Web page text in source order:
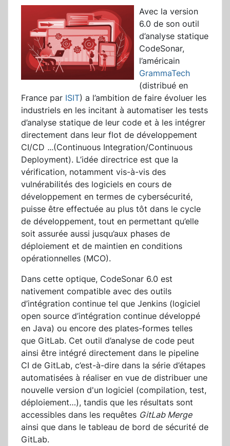
Avec la version
6.0 de son outil
d’analyse statique
CodeSonar,
l’américain
GrammaTech
(distribué en
France par ISIT) a l’ambition de faire évoluer les
industriels en les incitant à automatiser les tests
d’analyse statique de leur code et à les intégrer
directement dans leur flot de développement
CI/CD ...(Continuous Integration/Continuous
Deployment). L’idée directrice est que la
vérification, notamment vis-à-vis des
vulnérabilités des logiciels en cours de
développement en termes de cybersécurité,
puisse être effectuée au plus tôt dans le cycle
de développement, tout en permettant qu’elle
soit assurée aussi jusqu’aux phases de
déploiement et de maintien en conditions
opérationnelles (MCO).
Dans cette optique, CodeSonar 6.0 est
nativement compatible avec des outils
d’intégration continue tel que Jenkins (logiciel
open source d’intégration continue développé
en Java) ou encore des plates-formes telles
que GitLab. Cet outil d’analyse de code peut
ainsi être intégré directement dans le pipeline
CI de GitLab, c’est-à-dire dans la série d’étapes
automatisées à réaliser en vue de distribuer une
nouvelle version d'un logiciel (compilation, test,
déploiement…), tandis que les résultats sont
accessibles dans les requêtes GitLab Merge
ainsi que dans le tableau de bord de sécurité de
GitLab.